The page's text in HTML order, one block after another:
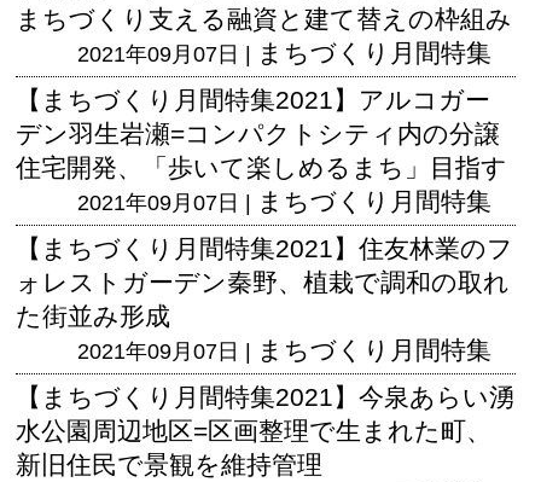
まちづくり支える融資と建て替えの枠組み
2021年09月07日 | まちづくり月間特集
【まちづくり月間特集2021】アルコガー
デン羽生岩瀬=コンパクトシティ内の分譲
住宅開発、「歩いて楽しめるまち」目指す
2021年09月07日 | まちづくり月間特集
【まちづくり月間特集2021】住友林業のフ
ォレストガーデン秦野、植栽で調和の取れ
た街並み形成
2021年09月07日 | まちづくり月間特集
【まちづくり月間特集2021】今泉あらい湧
水公園周辺地区=区画整理で生まれた町、
新旧住民で景観を維持管理